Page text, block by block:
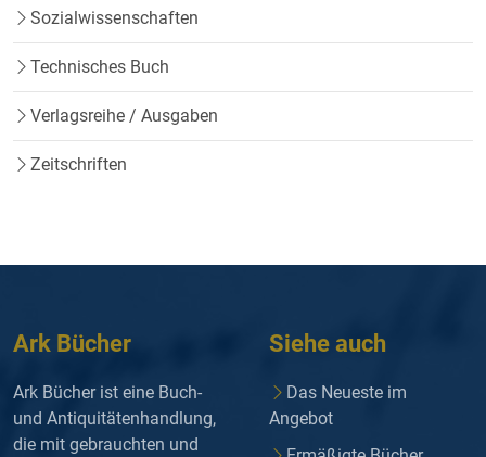
Sozialwissenschaften
Technisches Buch
Verlagsreihe / Ausgaben
Zeitschriften
Ark Bücher
Ark Bücher ist eine Buch-
und Antiquitätenhandlung,
die mit gebrauchten und
Siehe auch
Das Neueste im
Angebot